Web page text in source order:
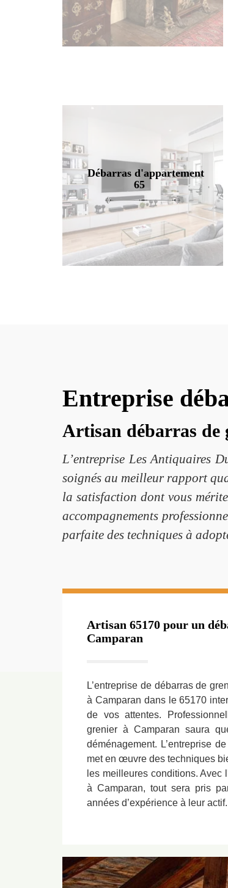
Débarras d'appartement
65
Entreprise
Artisan débarras de
L’entreprise Les Antiquaires
soignés au meilleur rapport
la satisfaction dont vous
accompagnements
parfaite des techniques à
Artisan 65170 pour un
Camparan
L’entreprise de débarras de
à Camparan dans le 65170
de vos attentes.
grenier à Camparan saura
déménagement. L’entreprise
met en œuvre des techniques
les meilleures conditions. Avec
à Camparan, tout sera pris
années d’expérience à leur actif.